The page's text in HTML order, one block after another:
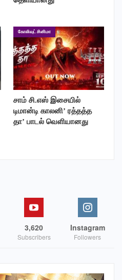
கோலிவுட் சினிமா
சாம் சி.எஸ் இசையில்
டிமான்டி காலனி’ ரத்தத்த
தா’ பாடல் வெளியானது
3,620
Subscribers
Instagram
Followers